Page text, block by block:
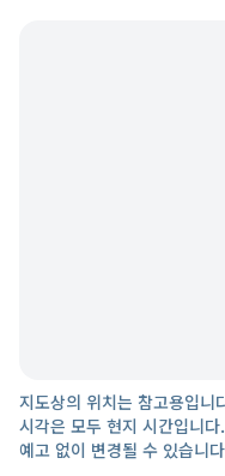
지도상의 위치는 참고용입니
시각은 모두 현지 시간입니
예고 없이 변경될 수 있습니